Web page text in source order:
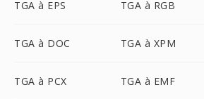
TGA à EPS TGA à RGB
TGA à DOC TGA à XPM
TGA à PCX TGA à EMF